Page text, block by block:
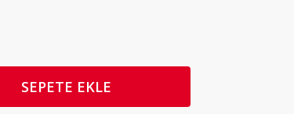
SEPETE EKLE